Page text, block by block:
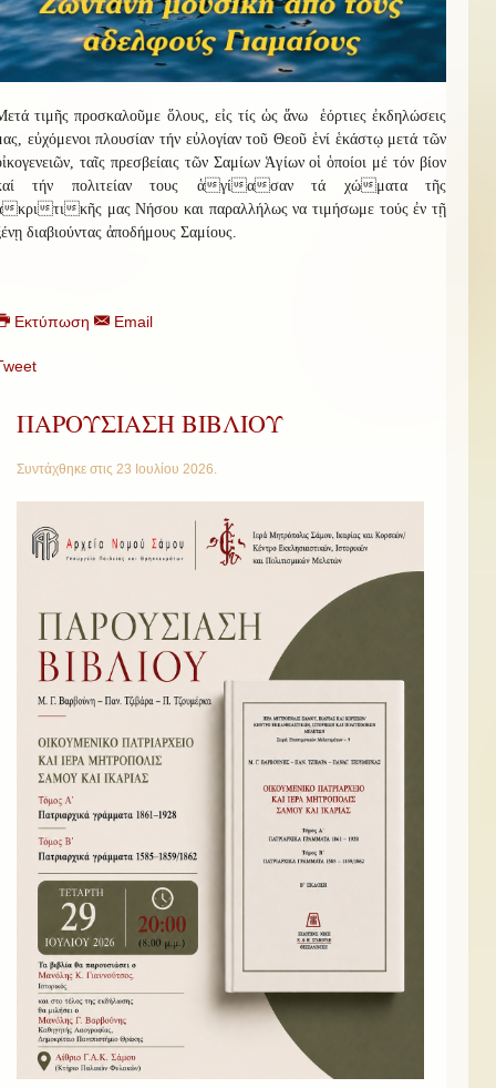
τιμῆς προσκαλοῦμε ὅλους, εἰς τίς ὡς ἅνω ἑόρτιες ἐκδηλώσεις
εὐχόμενοι πλουσίαν τήν εὐλογίαν τοῦ Θεοῦ ἑνί ἑκάστῳ μετά τῶν
ταῖς πρεσβείαις τῶν Σαμίων Ἁγίων οἱ ὁποίοι μέ τόν βίον
τήν πολιτείαν τους ἁγίασαν τά χώματα τῆς
κριτικῆς μας Νήσου και παραλλήλως να τιμήσωμε τούς ἐν τῇ
διαβιούντας ἀποδήμους Σαμίους.
Εκτύπωση Email
ΠΑΡΟΥΣΙΑΣΗ ΒΙΒΛΙΟΥ
Συντάχθηκε στις 23 Ιουλίου 2026.